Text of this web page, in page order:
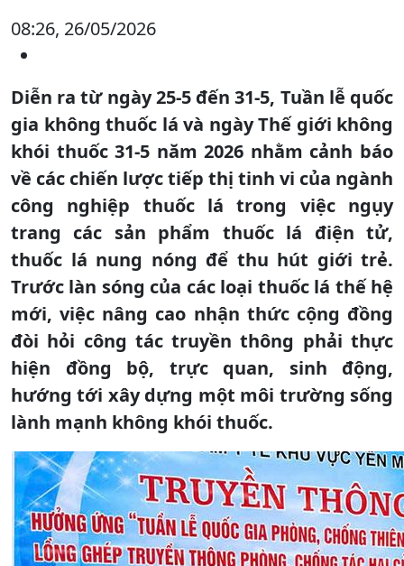
08:26, 26/05/2026
Diễn ra từ ngày 25-5 đến 31-5, Tuần lễ quốc
gia không thuốc lá và ngày Thế giới không
khói thuốc 31-5 năm 2026 nhằm cảnh báo
về các chiến lược tiếp thị tinh vi của ngành
công nghiệp thuốc lá trong việc ngụy
trang các sản phẩm thuốc lá điện tử,
thuốc lá nung nóng để thu hút giới trẻ.
Trước làn sóng của các loại thuốc lá thế hệ
mới, việc nâng cao nhận thức cộng đồng
đòi hỏi công tác truyền thông phải thực
hiện đồng bộ, trực quan, sinh động,
hướng tới xây dựng một môi trường sống
lành mạnh không khói thuốc.